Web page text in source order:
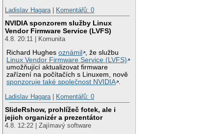
Ladislav Hagara| Komentářů: 0
NVIDIA sponzorem služby Linux
Vendor Firmware Service (LVFS)
4.8. 20:11 | Komunita
Richard Hughesoznámil
, že službu
Linux Vendor Firmware Service (LVFS)
umožňující aktualizovat firmware
zařízení na počítačích s Linuxem, nově
sponzoruje také společnost NVIDIA .
Ladislav Hagara| Komentářů: 0
SlideRshow, prohlížeč fotek, ale i
jejich organizér a prezentátor
4.8. 12:22 | Zajímavý software